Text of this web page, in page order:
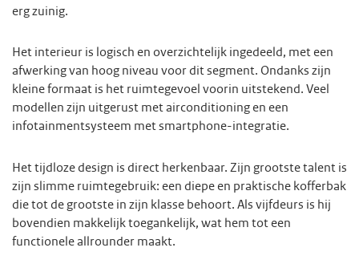
erg zuinig.
Het interieur is logisch en overzichtelijk ingedeeld, met een
afwerking van hoog niveau voor dit segment. Ondanks zijn
kleine formaat is het ruimtegevoel voorin uitstekend. Veel
modellen zijn uitgerust met airconditioning en een
infotainmentsysteem met smartphone-integratie.
Het tijdloze design is direct herkenbaar. Zijn grootste talent is
zijn slimme ruimtegebruik: een diepe en praktische kofferbak
die tot de grootste in zijn klasse behoort. Als vijfdeurs is hij
bovendien makkelijk toegankelijk, wat hem tot een
functionele allrounder maakt.